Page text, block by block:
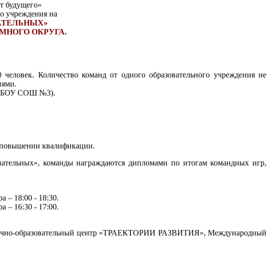
будущего»
учреждения на
ОКРУГА.
Количество команд от одного образовательного учреждения не
(МБОУ СОШ №3).
повышении квалификации.
команды награждаются дипломами по итогам командных игр,
– 18:00 - 18:30.
– 16:30 - 17:00.
центр «ТРАЕКТОРИИ РАЗВИТИЯ», Международный